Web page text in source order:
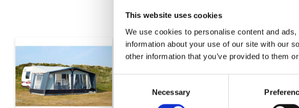
This website uses cookies
We use cookies to personalise content and
information about your use of our site with our
other information that you’ve provided to them
Necessary